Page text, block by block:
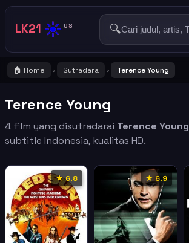
LK21 ☀️ US 🔍
🏠 Home › Sutradara › Terence Young
Terence Young
4 film yang disutradarai Terence Young
subtitle Indonesia, kualitas HD.
★ 6.8 ★ 6.9